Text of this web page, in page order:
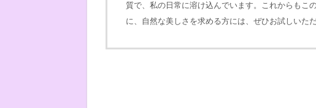
質で、私の日常に溶け込んでいます。これからもこ
に、自然な美しさを求める方には、ぜひお試しいた